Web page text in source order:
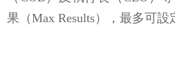
果（Max Results），最多可設